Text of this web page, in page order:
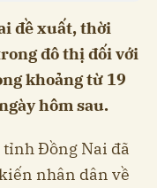
đề xuất, thời
đô thị đối với
khoảng từ 19
hôm sau.
tỉnh Đồng Nai đã
nhân dân về